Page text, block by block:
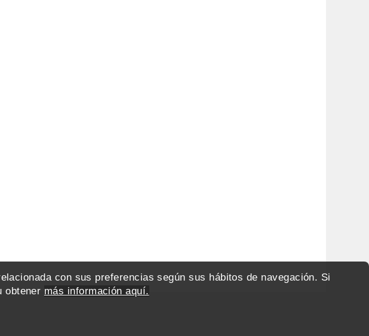
con sus preferencias según sus hábitos de navegación. Si
obtener más información aquí.